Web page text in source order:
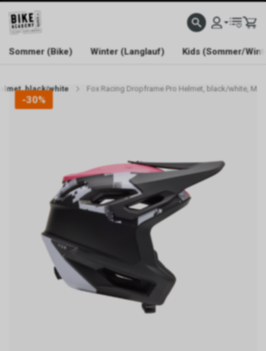
WELCOME TO BIKE ACADEMY
Sommer (Bike) Winter (Langlauf) Kids (Sommer/
black/white Fox Racing Dropframe Pro Helmet, black/white, M
-30%